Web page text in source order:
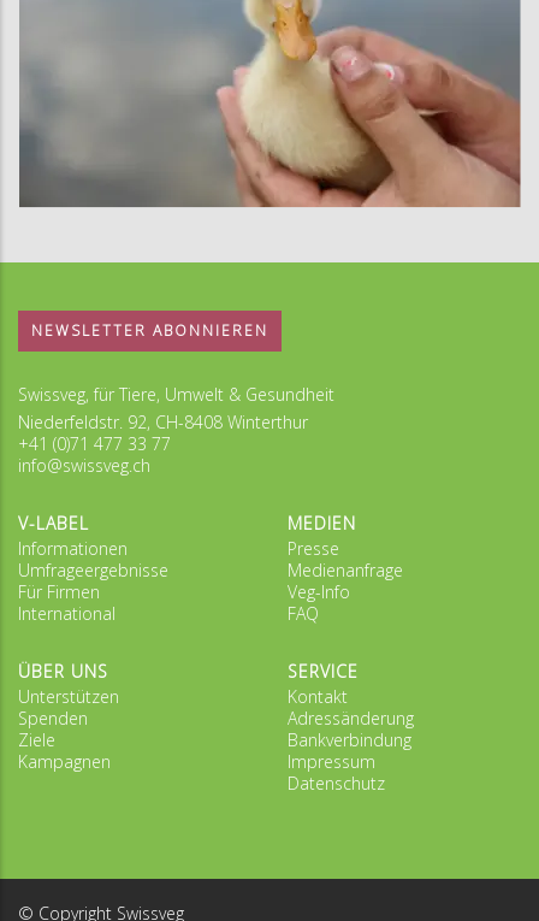
NEWSLETTER ABONNIEREN
Swissveg, für Tiere, Umwelt & Gesundheit
Niederfeldstr. 92, CH-8408 Winterthur
+41 (0)71 477 33 77
info@swissveg.ch
V-LABEL
Informationen
Umfrageergebnisse
Für Firmen
International
MEDIEN
Presse
Medienanfrage
Veg-Info
FAQ
ÜBER UNS
Unterstützen
Spenden
Ziele
Kampagnen
SERVICE
Kontakt
Adressänderung
Bankverbindung
Impressum
Datenschutz
© Copyright Swissveg